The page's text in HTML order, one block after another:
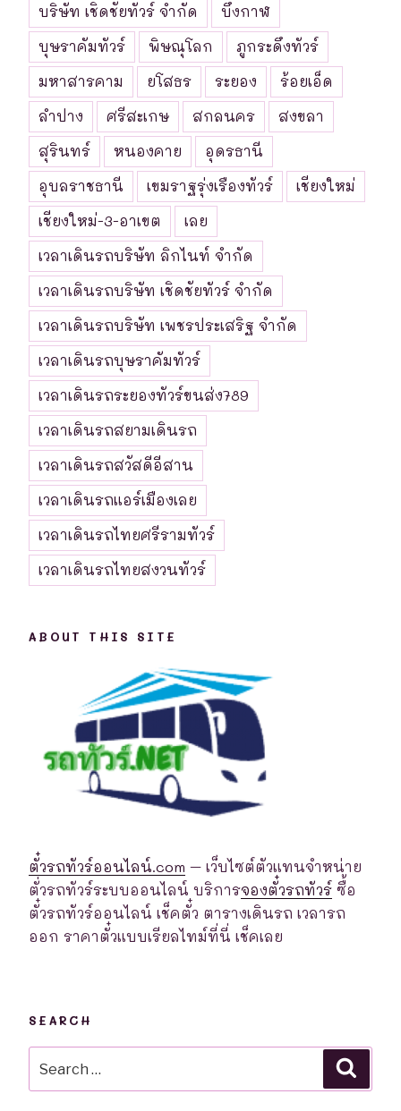
บริษัท เชิดชัยทัวร์ จำกัด
บึงกาฬ
บุษราคัมทัวร์
พิษณุโลก
ภูกระดึงทัวร์
มหาสารคาม
ยโสธร ระยอง
ร้อยเอ็ด
ลำปาง
ศรีสะเกษ สกลนคร
สงขลา
สุรินทร์
หนองคาย
อุดรธานี
อุบลราชธานี
เขมราฐรุ่งเรืองทัวร์
เชียงใหม่
เชียงใหม่-3-อาเขต
เลย
เวลาเดินรถบริษัท ลิกไนท์ จำกัด
เวลาเดินรถบริษัท เชิดชัยทัวร์ จำกัด
เวลาเดินรถบริษัท เพชรประเสริฐ จำกัด
เวลาเดินรถบุษราคัมทัวร์
เวลาเดินรถระยองทัวร์ขนส่ง789
เวลาเดินรถสยามเดินรถ
เวลาเดินรถสวัสดีอีสาน
เวลาเดินรถแอร์เมืองเลย
เวลาเดินรถไทยศรีรามทัวร์
เวลาเดินรถไทยสงวนทัวร์
ABOUT THIS SITE
ตั๋วรถทัวร์ออนไลน์.com – เว็บไซต์ตัวแทนจำหน่าย
ตั่วรถทัวร์ระบบออนไลน์ บริการจองตั๋วรถทัวร์ ซื้อ
ตั๋วรถทัวร์ออนไลน์ เช็คตั๋ว ตารางเดินรถ เวลารถ
ออก ราคาตั๋วแบบเรียลไทม์ที่นี่ เช็คเลย
SEARCH
for: